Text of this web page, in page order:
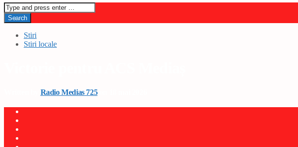
Stiri
Stiri locale
Radio Medias 725on 18 mai 2026